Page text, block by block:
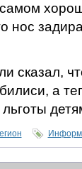
нос
сказал,
а